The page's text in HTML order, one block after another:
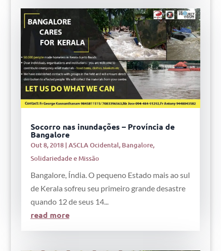
Socorro nas inundações – Província de
Bangalore
Out 8, 2018| ASCLA Ocidental, Bangalore,
Solidariedade e Missão
Bangalore, Índia. O pequeno Estado mais ao sul
de Kerala sofreu seu primeiro grande desastre
quando 12 de seus 14...
read more